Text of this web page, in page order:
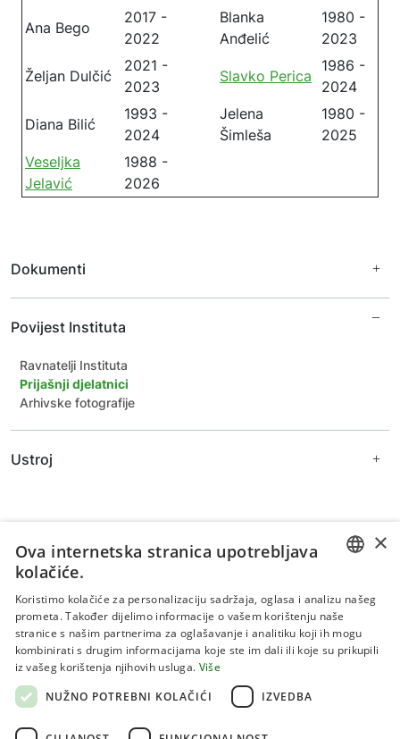
Dokumenti
Javna nabava
Zaštita osobnih podataka
Izjava o pristupačnosti
Unutarnje prijavljivanje nepravilnosti
Povijest Instituta
Ravnatelji Instituta
Prijašnji djelatnici
Arhivske fotografije
Ustroj
Zavod za biljne znanosti
Zavod za šumarstvo
Zajedničke jedinice za znanstvenu potporu
Stručne službe
Ana Bego
2017 -
2022
Blanka
Anđelić
1980 -
2023
Željan Dulčić
2021 -
2023
Slavko Perica
1986 -
2024
Diana Bilić
1993 -
2024
Jelena
Šimleša
1980 -
2025
Veseljka
Jelavić
1988 -
2026
Uvjeti korištenja
Politika privatnosti
Kolačići
ENGLISH
×
Ova internetska stranica upotrebljava
kolačiće.
Koristimo kolačiće za personalizaciju sadržaja, oglasa i analizu našeg
prometa. Također dijelimo informacije o vašem korištenju naše
stranice s našim partnerima za oglašavanje i analitiku koji ih mogu
kombinirati s drugim informacijama koje ste im dali ili koje su prikupili
iz vašeg korištenja njihovih usluga. Više
NUŽNO POTREBNI KOLAČIĆI
IZVEDBA